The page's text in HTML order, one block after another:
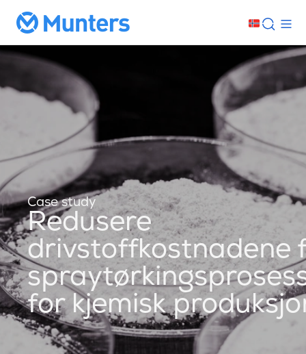
Case study
Redusere
drivstoffkostnadene
for kjemisk